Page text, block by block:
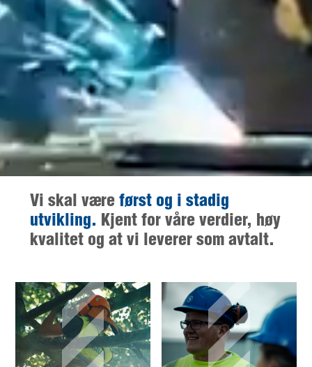
Vi skal være først og i stadig
utvikling. Kjent for våre verdier, høy
kvalitet og at vi leverer som avtalt.